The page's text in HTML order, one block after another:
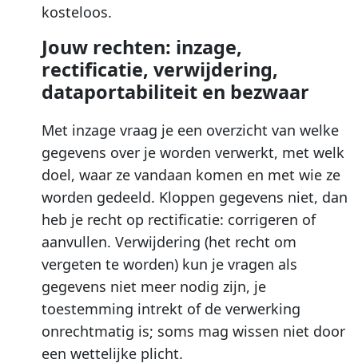
kosteloos.
Jouw rechten: inzage,
rectificatie, verwijdering,
dataportabiliteit en bezwaar
Met inzage vraag je een overzicht van welke
gegevens over je worden verwerkt, met welk
doel, waar ze vandaan komen en met wie ze
worden gedeeld. Kloppen gegevens niet, dan
heb je recht op rectificatie: corrigeren of
aanvullen. Verwijdering (het recht om
vergeten te worden) kun je vragen als
gegevens niet meer nodig zijn, je
toestemming intrekt of de verwerking
onrechtmatig is; soms mag wissen niet door
een wettelijke plicht.